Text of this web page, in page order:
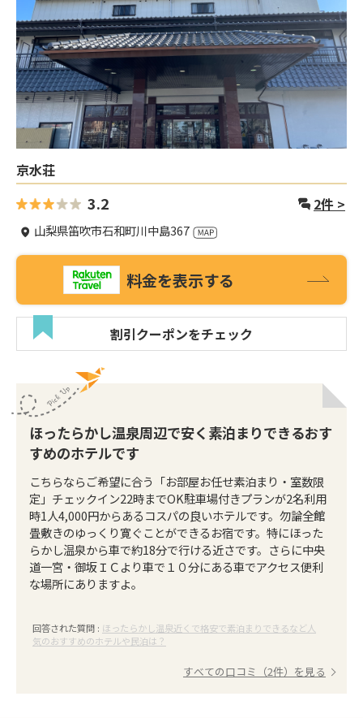
京水荘
3.2 2件 >
山梨県笛吹市石和町川中島367
料金を表示する
割引クーポンをチェック
ほったらかし温泉周辺で安く素泊まりできるおす
すめのホテルです
こちらならご希望に合う「お部屋お任せ素泊まり・室数限
定」チェックイン22時までOK駐車場付きプランが2名利用
時1人4,000円からあるコスパの良いホテルです。勿論全館
畳敷きのゆっくり寛ぐことができるお宿です。特にほった
らかし温泉から車で約18分で行ける近さです。さらに中央
道一宮・御坂ＩＣより車で１０分にある車でアクセス便利
な場所にありますよ。
回答された質問 : ほったらかし温泉近くで格安で素泊まりできるなど人
気のおすすめのホテルや民泊は？
すべての口コミ（2件）を見る